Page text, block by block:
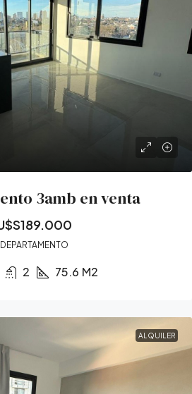
3amb en venta
DEPARTAMENTO
2 75.6 M2
ALQUILER